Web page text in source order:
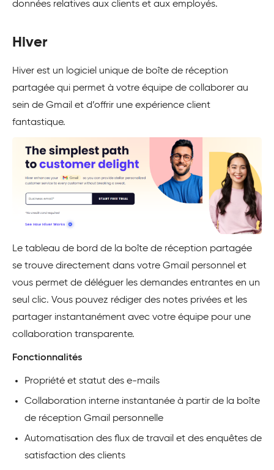
données relatives aux clients et aux employés.
Hiver
Hiver est un logiciel unique de boîte de réception
partagée qui permet à votre équipe de collaborer au
sein de Gmail et d’offrir une expérience client
fantastique.
Le tableau de bord de la boîte de réception partagée
se trouve directement dans votre Gmail personnel et
vous permet de déléguer les demandes entrantes en un
seul clic. Vous pouvez rédiger des notes privées et les
partager instantanément avec votre équipe pour une
collaboration transparente.
Fonctionnalités
Propriété et statut des e-mails
Collaboration interne instantanée à partir de la boîte
de réception Gmail personnelle
Automatisation des flux de travail et des enquêtes de
satisfaction des clients